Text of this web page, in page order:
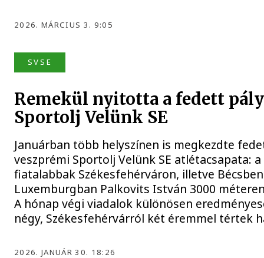
2026. MÁRCIUS 3. 9:05
SVSE
Remekül nyitotta a fedett
Sportolj Velünk SE
Januárban több helyszínen is megkezdte
veszprémi Sportolj Velünk SE atlétacsapata:
fiatalabbak Székesfehérváron, illetve
Luxemburgban Palkovits István 3000
A hónap végi viadalok különösen
négy, Székesfehérvárról két éremmel tértek
2026. JANUÁR 30. 18:26